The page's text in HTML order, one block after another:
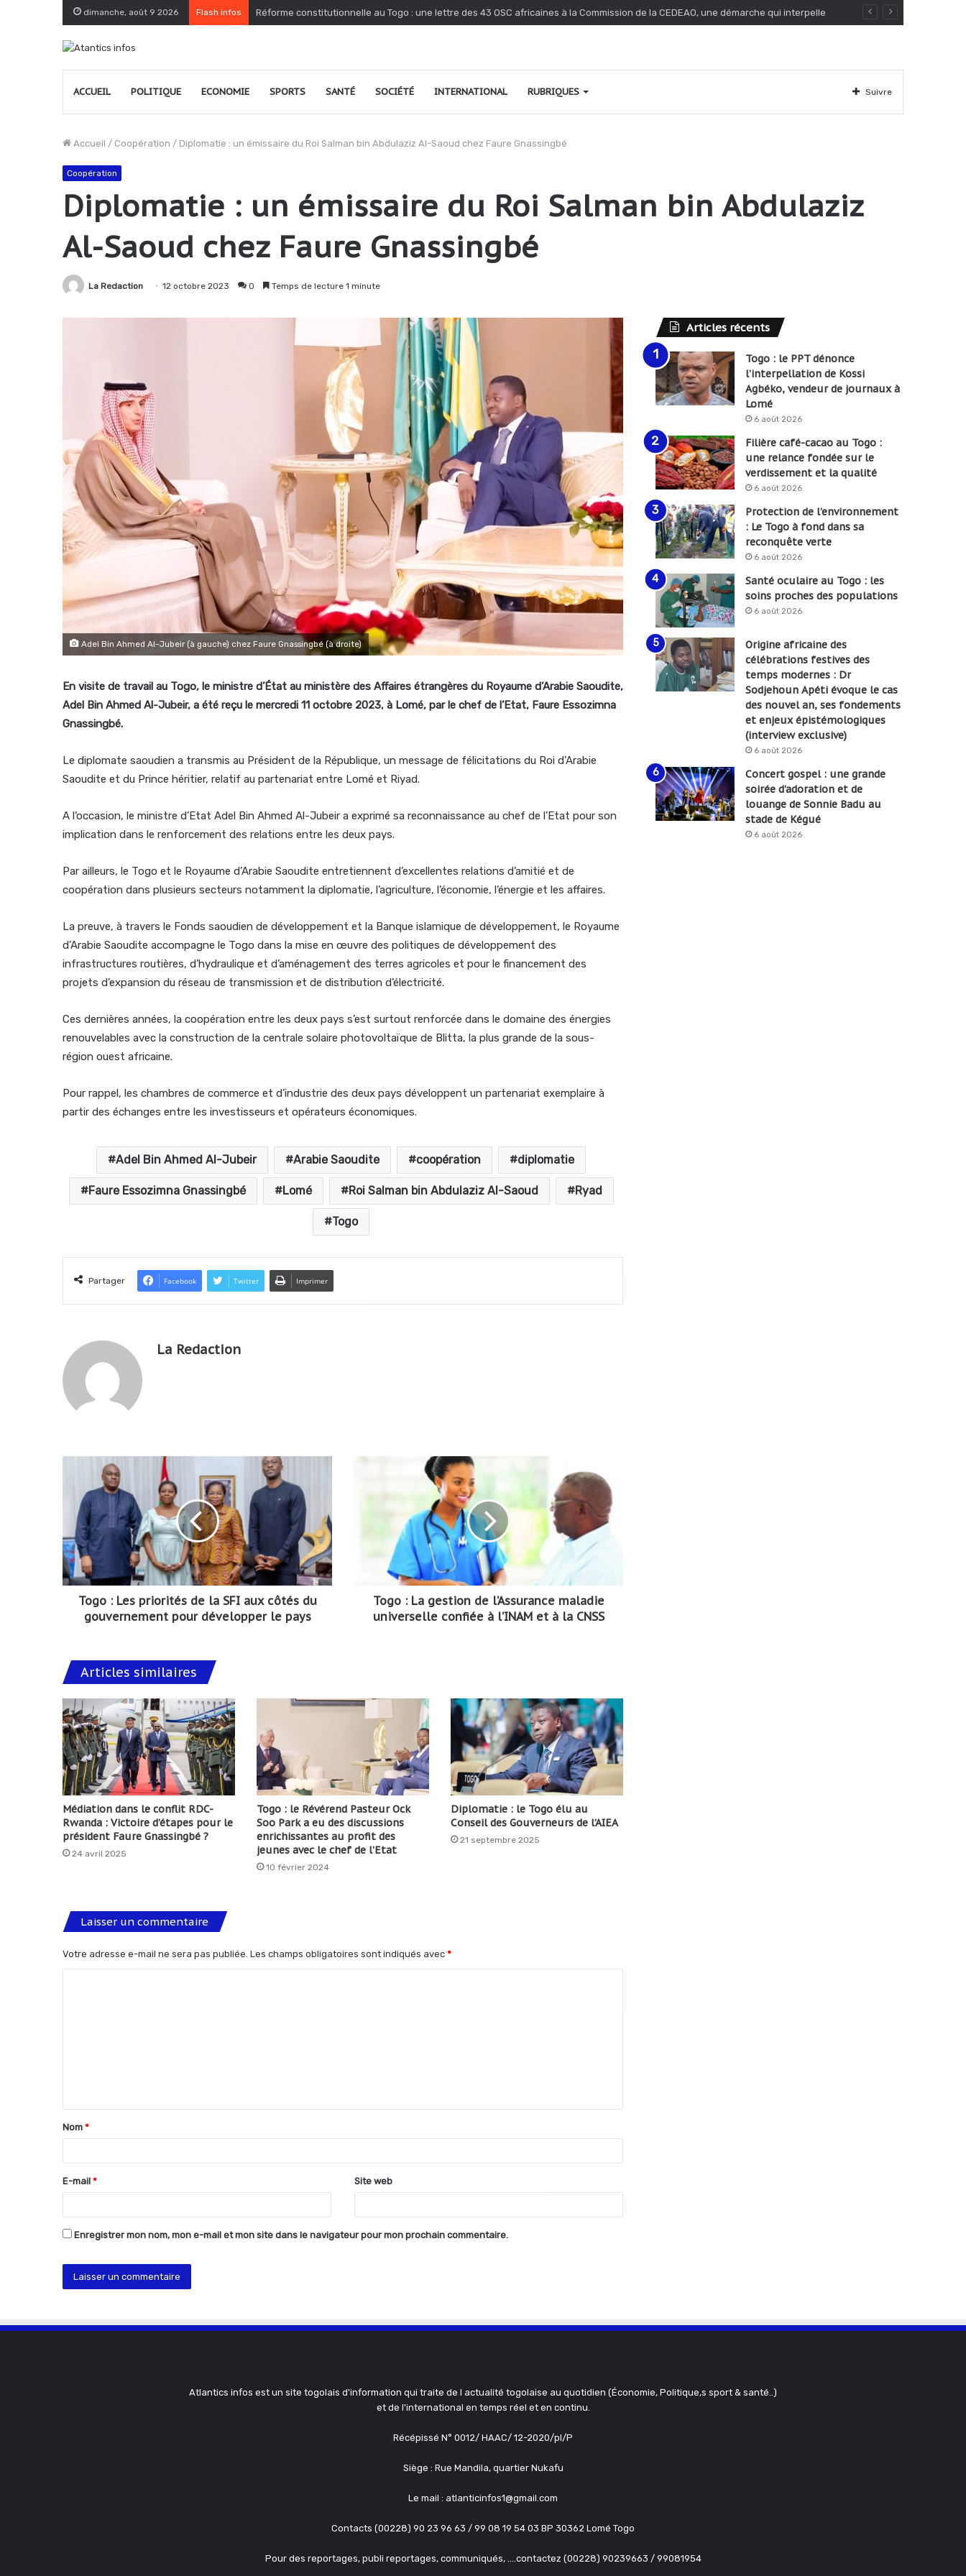
dimanche, août 9 2026 Flash infos Togo : le PPT dénonce l’interpellation de Kossi Agbéko, vendeur de journaux à Lomé
ACCUEIL POLITIQUE ECONOMIE SPORTS SANTÉ SOCIÉTÉ INTERNATIONAL RUBRIQUES Suivre
Accueil / Coopération / Diplomatie : un émissaire du Roi Salman bin Abdulaziz Al-Saoud chez Faure Gnassingbé
Coopération
Diplomatie : un émissaire du Roi Salman bin Abdulaziz
Al-Saoud chez Faure Gnassingbé
La Redaction 12 octobre 2023 0 Temps de lecture 1 minute
Adel Bin Ahmed Al-Jubeir (à gauche) chez Faure Gnassingbé (à droite)
En visite de travail au Togo, le ministre d’État au ministère des Affaires étrangères du Royaume d’Arabie Saoudite,
Adel Bin Ahmed Al-Jubeir, a été reçu le mercredi 11 octobre 2023, à Lomé, par le chef de l’Etat, Faure Essozimna
Gnassingbé.
Le diplomate saoudien a transmis au Président de la République, un message de félicitations du Roi d’Arabie
Saoudite et du Prince héritier, relatif au partenariat entre Lomé et Riyad.
A l’occasion, le ministre d’Etat Adel Bin Ahmed Al-Jubeir a exprimé sa reconnaissance au chef de l’Etat pour son
implication dans le renforcement des relations entre les deux pays.
Par ailleurs, le Togo et le Royaume d’Arabie Saoudite entretiennent d’excellentes relations d’amitié et de
coopération dans plusieurs secteurs notamment la diplomatie, l’agriculture, l’économie, l’énergie et les affaires.
La preuve, à travers le Fonds saoudien de développement et la Banque islamique de développement, le Royaume
d’Arabie Saoudite accompagne le Togo dans la mise en œuvre des politiques de développement des
infrastructures routières, d’hydraulique et d’aménagement des terres agricoles et pour le financement des
projets d’expansion du réseau de transmission et de distribution d’électricité.
Ces dernières années, la coopération entre les deux pays s’est surtout renforcée dans le domaine des énergies
renouvelables avec la construction de la centrale solaire photovoltaïque de Blitta, la plus grande de la sous-
région ouest africaine.
Pour rappel, les chambres de commerce et d’industrie des deux pays développent un partenariat exemplaire à
partir des échanges entre les investisseurs et opérateurs économiques.
Adel Bin Ahmed Al-Jubeir Arabie Saoudite coopération diplomatie
Faure Essozimna Gnassingbé Lomé Roi Salman bin Abdulaziz Al-Saoud Ryad
Togo
Partager Facebook Twitter Imprimer
La Redaction
Togo : Les priorités de la SFI aux côtés du
gouvernement pour développer le pays
Togo : La gestion de l’Assurance maladie
universelle confiée à l’INAM et à la CNSS
Articles similaires
Médiation dans le conflit RDC-
Rwanda : Victoire d’étapes pour le
président Faure Gnassingbé ?
24 avril 2025
Togo : le Révérend Pasteur Ock
Soo Park a eu des discussions
enrichissantes au profit des
jeunes avec le chef de l’Etat
10 février 2024
Diplomatie : le Togo élu au
Conseil des Gouverneurs de l’AIEA
21 septembre 2025
Laisser un commentaire
Votre adresse e-mail ne sera pas publiée. Les champs obligatoires sont indiqués avec *
t
a
e
*
Nom *
E-mail * Site web
Enregistrer mon nom, mon e-mail et mon site dans le navigateur pour mon prochain commentaire.
Articles récents
Togo : le PPT dénonce
l’interpellation de Kossi
Agbéko, vendeur de journaux à
Lomé
6 août 2026
Filière café-cacao au Togo :
une relance fondée sur le
verdissement et la qualité
6 août 2026
Protection de l’environnement
: Le Togo à fond dans sa
reconquête verte
6 août 2026
Santé oculaire au Togo : les
soins proches des populations
6 août 2026
Origine africaine des
célébrations festives des
temps modernes : Dr
Sodjehoun Apéti évoque le cas
des nouvel an, ses fondements
et enjeux épistémologiques
(interview exclusive)
6 août 2026
Concert gospel : une grande
soirée d’adoration et de
louange de Sonnie Badu au
stade de Kégué
6 août 2026
Atlantics infos est un site togolais d'information qui traite de l actualité togolaise au quotidien (Économie, Politique,s sport & santé..)
et de l'international en temps réel et en continu.
Récépissé N° 0012/ HAAC/ 12-2020/pl/P
Siège : Rue Mandila, quartier Nukafu
Le mail : atlanticinfos1@gmail.com
Contacts (00228) 90 23 96 63 / 99 08 19 54 03 BP 30362 Lomé Togo
Pour des reportages, publi reportages, communiqués, ....contactez (00228) 90239663 / 99081954